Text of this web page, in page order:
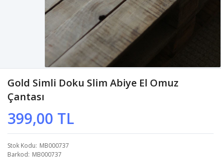
Gold Simli Doku Slim Abiye El Omuz
Çantası
399,00 TL
Stok Kodu MB000737
Barkod MB000737